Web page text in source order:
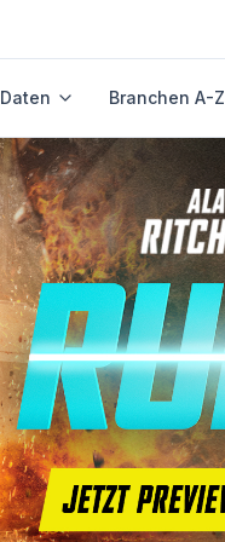
Daten Branchen A-Z